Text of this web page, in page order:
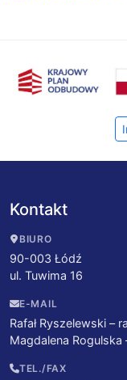
Kontakt
BIURO
90-003 Łódź
ul. Tuwima 16
E-MAIL
Rafał Ryszelewski –
Magdalena Rogulska
TEL./FAX